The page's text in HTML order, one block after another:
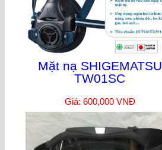
Mặt nạ SHIGEMATSU
TW01SC
Giá: 600,000 VNĐ